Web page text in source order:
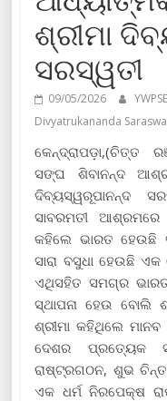
ଶ୍ରୀମା
ସରସ୍ୱତୀ
09/05/2026
Divyatrukananda
କେନ୍ଦ୍ରାପଡ଼ା,(ଚିତ୍ତ
ସଙ୍ଘ ଶିବାନନ୍ଦ
ଦିବ୍ୟସ୍ୱରୂପାନନ୍ଦ
ସାବରମତୀ
କହିଲେ ଭାରତ ହେଉଛି
ସାରା ବସୁଧା ହେଉଛି
ଏଥିସହିତ ସମଗ୍ର
ସ୍ଥାପନା ହେଉ ବୋଲି
ଶ୍ରୀମା କହିଥିଲେ ମାନବ
ଦେଶର ପ୍ରତ୍ୟେକ
ରାଷ୍ଟ୍ରଗଠନ, ଶୁଭ
ଏକ ଧର୍ମ ନିରପେକ୍ଷ